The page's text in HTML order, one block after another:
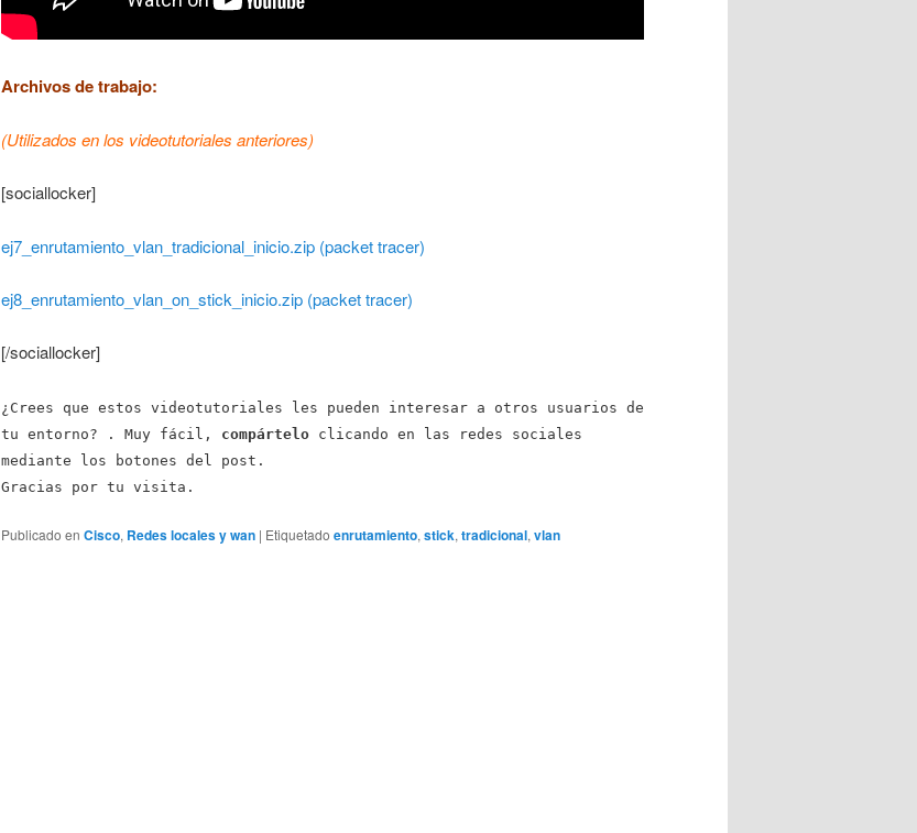
Archivos de trabajo:
(Utilizados en los videotutoriales anteriores)
[sociallocker]
ej7_enrutamiento_vlan_tradicional_inicio.zip (packet tracer)
ej8_enrutamiento_vlan_on_stick_inicio.zip (packet tracer)
[/sociallocker]
¿Crees que estos videotutoriales les pueden interesar a otros usuarios de
tu entorno? . Muy fácil, compártelo clicando en las redes sociales
mediante los botones del post.
Gracias por tu visita.
Publicado en Cisco, Redes locales y wan | Etiquetado enrutamiento, stick, tradicional, vlan